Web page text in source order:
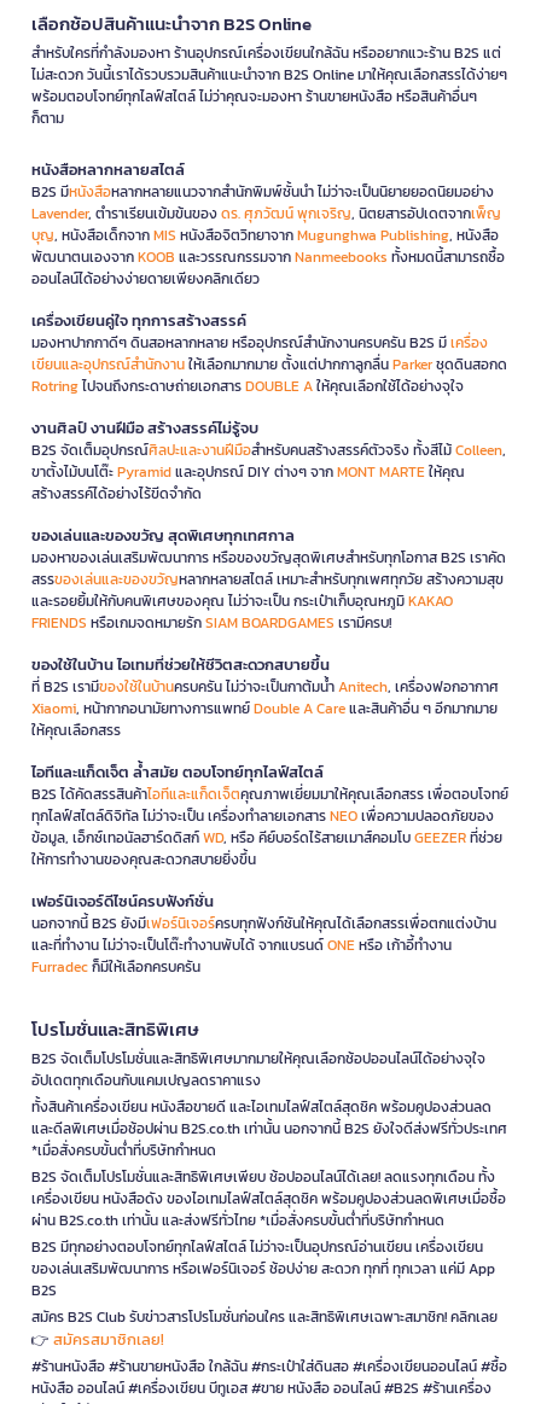
เลือกช้อปสินค้าแนะนำจาก B2S Online
สำหรับใครที่กำลังมองหา ร้านอุปกรณ์เครื่องเขียนใกล้ฉัน หรืออยากแวะร้าน B2S แต่
ไม่สะดวก วันนี้เราได้รวบรวมสินค้าแนะนำจาก B2S Online มาให้คุณเลือกสรรได้ง่ายๆ
พร้อมตอบโจทย์ทุกไลฟ์สไตล์ ไม่ว่าคุณจะมองหา ร้านขายหนังสือ หรือสินค้าอื่นๆ
ก็ตาม
หนังสือหลากหลายสไตล์
B2S มีหนังสือหลากหลายแนวจากสำนักพิมพ์ชั้นนำ ไม่ว่าจะเป็นนิยายยอดนิยมอย่าง
Lavender, ตำราเรียนเข้มข้นของดร. ศุภวัฒน์ พุกเจริญ, นิตยสารอัปเดตจากเพ็ญ
บุญ, หนังสือเด็กจากMIS หนังสือจิตวิทยาจากMugunghwa Publishing, หนังสือ
พัฒนาตนเองจากKOOB และวรรณกรรมจากNanmeebooks ทั้งหมดนี้สามารถซื้อ
ออนไลน์ได้อย่างง่ายดายเพียงคลิกเดียว
เครื่องเขียนคู่ใจ ทุกการสร้างสรรค์
มองหาปากกาดีๆ ดินสอหลากหลาย หรืออุปกรณ์สำนักงานครบครัน B2S มีเครื่อง
เขียนและอุปกรณ์สำนักงานให้เลือกมากมาย ตั้งแต่ปากกาลูกลื่นParkerชุดดินสอกด
Rotringไปจนถึงกระดาษถ่ายเอกสารDOUBLE Aให้คุณเลือกใช้ได้อย่างจุใจ
งานศิลป์ งานฝีมือ สร้างสรรค์ไม่รู้จบ
B2S จัดเต็มอุปกรณ์ศิลปะและงานฝีมือสำหรับคนสร้างสรรค์ตัวจริง ทั้งสีไม้Colleen,
ขาตั้งไม้บนโต๊ะPyramidและอุปกรณ์ DIY ต่างๆ จากMONT MARTEให้คุณ
สร้างสรรค์ได้อย่างไร้ขีดจำกัด
ของเล่นและของขวัญ สุดพิเศษทุกเทศกาล
มองหาของเล่นเสริมพัฒนาการ หรือของขวัญสุดพิเศษสำหรับทุกโอกาส B2S เราคัด
สรรของเล่นและของขวัญหลากหลายสไตล์ เหมาะสำหรับทุกเพศทุกวัย สร้างความสุข
และรอยยิ้มให้กับคนพิเศษของคุณ ไม่ว่าจะเป็น กระเป๋าเก็บอุณหภูมิKAKAO
FRIENDS หรือเกมจดหมายรักSIAM BOARDGAMES เรามีครบ!
ของใช้ในบ้าน ไอเทมที่ช่วยให้ชีวิตสะดวกสบายขึ้น
ที่ B2S เรามีของใช้ในบ้านครบครัน ไม่ว่าจะเป็นกาต้มน้ำAnitech, เครื่องฟอกอากาศ
Xiaomi, หน้ากากอนามัยทางการแพทย์Double A Careและสินค้าอื่น ๆ อีกมากมาย
ให้คุณเลือกสรร
ไอทีและแก็ดเจ็ต ล้ำสมัย ตอบโจทย์ทุกไลฟ์สไตล์
B2S ได้คัดสรรสินค้าไอทีและแก็ดเจ็ตคุณภาพเยี่ยมมาให้คุณเลือกสรร เพื่อตอบโจทย์
ทุกไลฟ์สไตล์ดิจิทัล ไม่ว่าจะเป็น เครื่องทำลายเอกสารNEOเพื่อความปลอดภัยของ
ข้อมูล, เอ็กซ์เทอนัลฮาร์ดดิสก์WD, หรือ คีย์บอร์ดไร้สายเมาส์คอมโบGEEZERที่ช่วย
ให้การทำงานของคุณสะดวกสบายยิ่งขึ้น
เฟอร์นิเจอร์ดีไซน์ครบฟังก์ชั่น
นอกจากนี้ B2S ยังมีเฟอร์นิเจอร์ครบทุกฟังก์ชันให้คุณได้เลือกสรรเพื่อตกแต่งบ้าน
และที่ทำงาน ไม่ว่าจะเป็นโต๊ะทำงานพับได้ จากแบรนด์ONEหรือ เก้าอี้ทำงาน
Furradecก็มีให้เลือกครบครัน
โปรโมชั่นและสิทธิพิเศษ
B2S จัดเต็มโปรโมชั่นและสิทธิพิเศษมากมายให้คุณเลือกช้อปออนไลน์ได้อย่างจุใจ
อัปเดตทุกเดือนกับแคมเปญลดราคาแรง
ทั้งสินค้าเครื่องเขียน หนังสือขายดี และไอเทมไลฟ์สไตล์สุดชิค พร้อมคูปองส่วนลด
และดีลพิเศษเมื่อช้อปผ่าน B2S.co.th เท่านั้น นอกจากนี้ B2S ยังใจดีส่งฟรีทั่วประเทศ
*เมื่อสั่งครบขั้นต่ำที่บริษัทกำหนด
B2S จัดเต็มโปรโมชั่นและสิทธิพิเศษเพียบ ช้อปออนไลน์ได้เลย! ลดแรงทุกเดือน ทั้ง
เครื่องเขียน หนังสือดัง ของไอเทมไลฟ์สไตล์สุดชิค พร้อมคูปองส่วนลดพิเศษเมื่อซื้อ
ผ่าน B2S.co.th เท่านั้น และส่งฟรีทั่วไทย *เมื่อสั่งครบขั้นต่ำที่บริษัทกำหนด
B2S มีทุกอย่างตอบโจทย์ทุกไลฟ์สไตล์ ไม่ว่าจะเป็นอุปกรณ์อ่านเขียน เครื่องเขียน
ของเล่นเสริมพัฒนาการ หรือเฟอร์นิเจอร์ ช้อปง่าย สะดวก ทุกที่ ทุกเวลา แค่มี App
B2S
สมัคร B2S Club รับข่าวสารโปรโมชั่นก่อนใคร และสิทธิพิเศษเฉพาะสมาชิก! คลิกเลย
👉 สมัครสมาชิกเลย!
#ร้านหนังสือ #ร้านขายหนังสือ ใกล้ฉัน #กระเป๋าใส่ดินสอ #เครื่องเขียนออนไลน์ #ซื้อ
หนังสือ ออนไลน์ #เครื่องเขียน บีทูเอส #ขาย หนังสือ ออนไลน์ #B2S #ร้านเครื่อง